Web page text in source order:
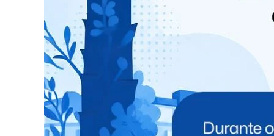
TÓPICOS RELACIONADOS: NEW
NÃO PERCA
Polícia Militar prende dupla suspeita de
assaltar farmácia em Medianeira